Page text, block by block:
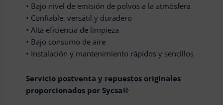
• Bajo nivel de emisión de polvos a la atmósfera
• Confiable, versátil y duradero
• Alta eficiencia de limpieza
• Bajo consumo de aire
• Instalación y mantenimiento rápidos y sencillos
Servicio postventa y repuestos originales
proporcionados por Sycsa®️